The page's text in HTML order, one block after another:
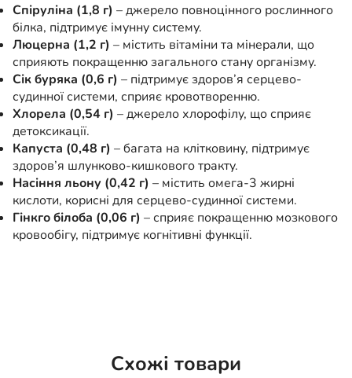
Спіруліна (1,8 г) – джерело повноцінного рослинного
білка, підтримує імунну систему.
Люцерна (1,2 г) – містить вітаміни та мінерали, що
сприяють покращенню загального стану організму.
Сік буряка (0,6 г) – підтримує здоров’я серцево-
судинної системи, сприяє кровотворенню.
Хлорела (0,54 г) – джерело хлорофілу, що сприяє
детоксикації.
Капуста (0,48 г) – багата на клітковину, підтримує
здоров’я шлунково-кишкового тракту.
Насіння льону (0,42 г) – містить омега-3 жирні
кислоти, корисні для серцево-судинної системи.
Гінкго білоба (0,06 г) – сприяє покращенню мозкового
кровообігу, підтримує когнітивні функції.
Схожі товари